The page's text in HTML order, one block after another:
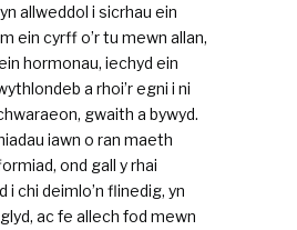
allweddol i sicrhau ein
ein cyrff o’r tu mewn allan,
hormonau, iechyd ein
a rhoi’r egni i ni
gwaith a bywyd.
iawn o ran maeth
ond gall y rhai
i chi deimlo’n flinedig, yn
ac fe allech fod mewn